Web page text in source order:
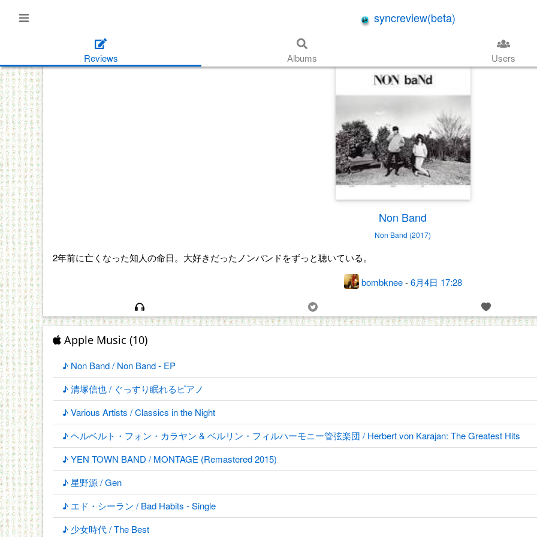
syncreview(beta)
Reviews Albums Users
Non Band
Non Band (2017)
2年前に亡くなった知人の命日。大好きだったノンバンドをずっと聴いている。
bombknee-6月4日 17:28
Apple Music (10)
♪ Non Band / Non Band - EP
♪ 清塚信也 / ぐっすり眠れるピアノ
♪ Various Artists / Classics in the Night
♪ ヘルベルト・フォン・カラヤン & ベルリン・フィルハーモニー管弦楽団 / Herbert von Karajan: The Greatest Hits
♪ YEN TOWN BAND / MONTAGE (Remastered 2015)
♪ 星野源 / Gen
♪ エド・シーラン / Bad Habits - Single
♪ 少女時代 / The Best